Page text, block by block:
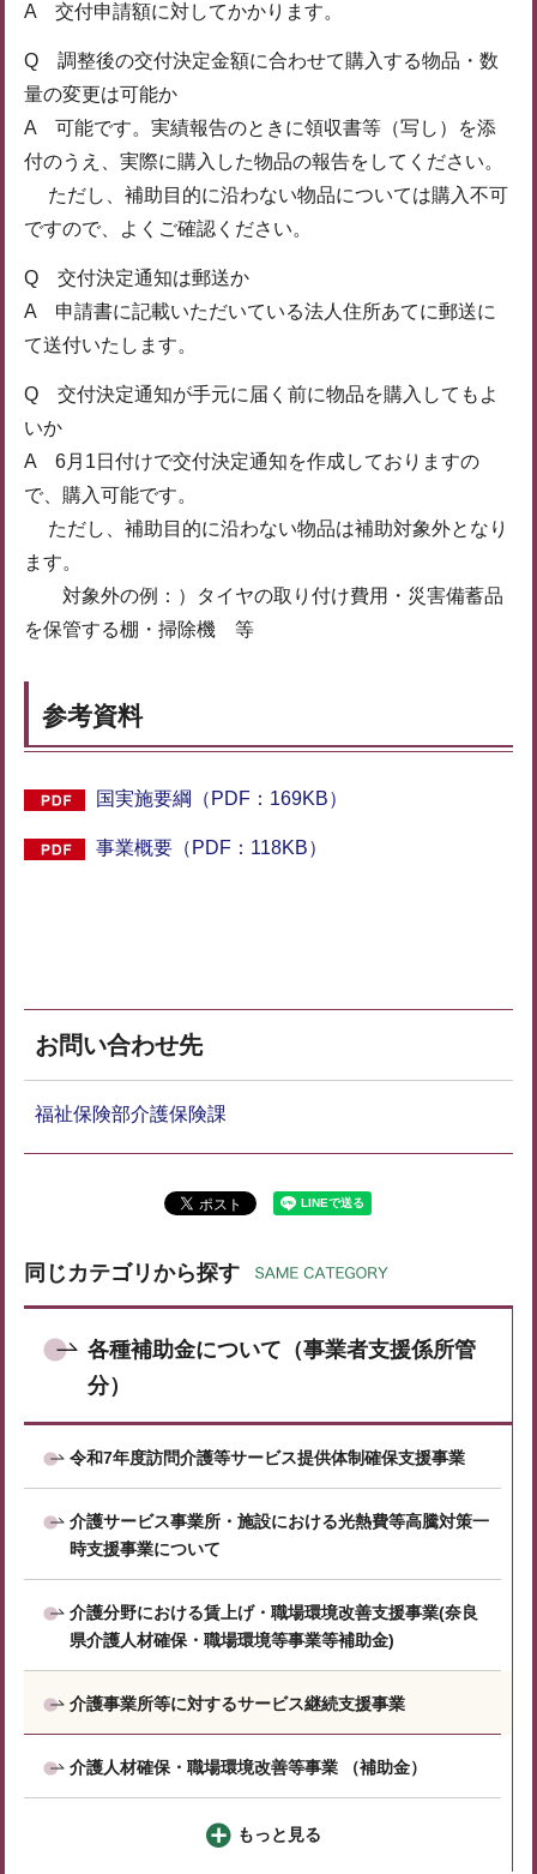
A 交付申請額に対してかかります。
Q 調整後の交付決定金額に合わせて購入する物品・数
量の変更は可能か
A 可能です。実績報告のときに領収書等（写し）を添
付のうえ、実際に購入した物品の報告をしてください。
ただし、補助目的に沿わない物品については購入不可
ですので、よくご確認ください。
Q 交付決定通知は郵送か
A 申請書に記載いただいている法人住所あてに郵送に
て送付いたします。
Q 交付決定通知が手元に届く前に物品を購入してもよ
いか
A 6月1日付けで交付決定通知を作成しておりますの
で、購入可能です。
ただし、補助目的に沿わない物品は補助対象外となり
ます。
対象外の例：）タイヤの取り付け費用・災害備蓄品
を保管する棚・掃除機 等
参考資料
国実施要綱（PDF：169KB）
事業概要（PDF：118KB）
お問い合わせ先
福祉保険部介護保険課
同じカテゴリから探す
各種補助金について（事業者支援係所管
分）
令和7年度訪問介護等サービス提供体制確保支援事業
介護サービス事業所・施設における光熱費等高騰対策一
時支援事業について
介護分野における賃上げ・職場環境改善支援事業(奈良
県介護人材確保・職場環境等事業等補助金)
介護事業所等に対するサービス継続支援事業
介護人材確保・職場環境改善等事業 （補助金）
もっと見る